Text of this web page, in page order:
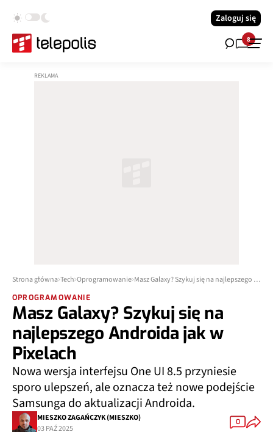
Zaloguj się
8
Strona główna Tech Oprogramowanie
OPROGRAMOWANIE
Masz Galaxy? Szykuj się na
najlepszego Androida jak w
Pixelach
Nowa wersja interfejsu One UI 8.5 przyniesie
sporo ulepszeń, ale oznacza też nowe podejście
Samsunga do aktualizacji Androida.
MIESZKO ZAGAŃCZYK (MIESZKO)
03 PAŹ 2025
0